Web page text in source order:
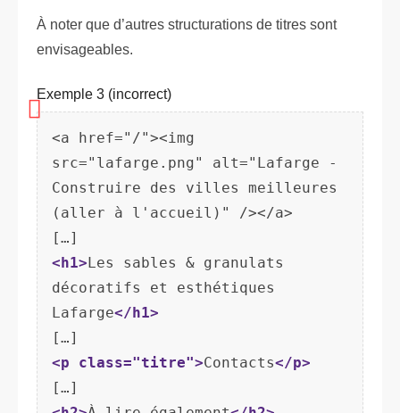
À noter que d’autres structurations de titres sont
envisageables.
Exemple 3 (incorrect)
<a href="/"><img
src="lafarge.png" alt="Lafarge -
Construire des villes meilleures
(aller à l'accueil)" /></a>
<h1> Les sables & granulats
décoratifs et esthétiques
Lafarge</h1>
<p class="titre">Contacts</p>